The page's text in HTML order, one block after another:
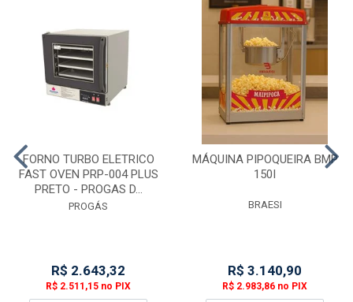
FORNO TURBO ELETRICO
FAST OVEN PRP-004 PLUS
PRETO - PROGAS D...
PROGÁS
R$ 2.643,32
R$ 2.511,15 no PIX
MÁQUINA PIPOQUEIRA BMP
150I
BRAESI
R$ 3.140,90
R$ 2.983,86 no PIX